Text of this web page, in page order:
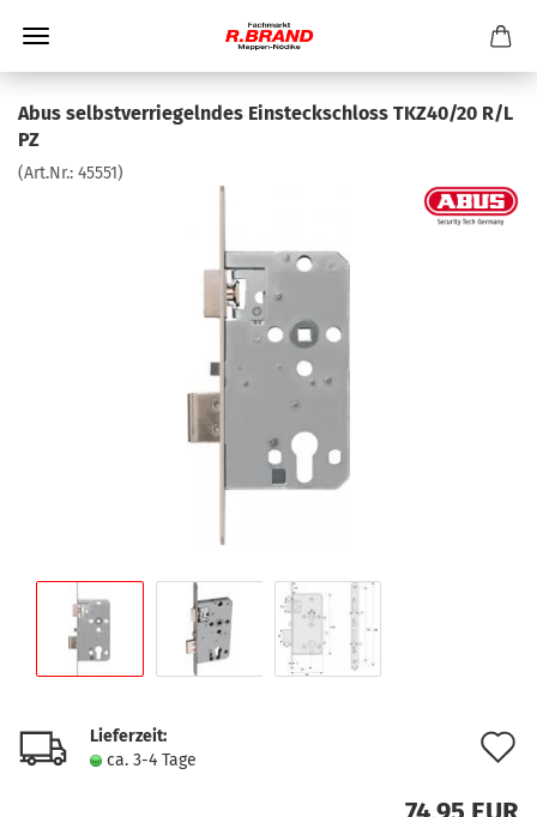
Abus selbstverriegelndes Einsteckschloss TKZ40/20 R/L
PZ
(Art.Nr.: 45551)
Lieferzeit:
ca. 3-4 Tage